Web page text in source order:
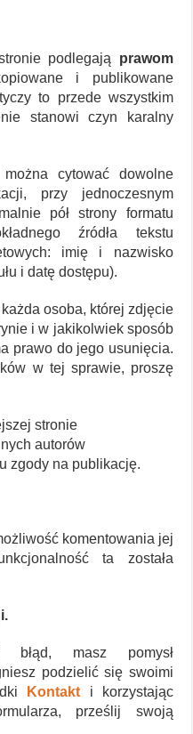
podlegają prawom
i publikowane
to przede wszystkim
stanowi czyn karalny
cytować dowolne
przy jednoczesnym
pół strony formatu
źródła tekstu
imię i nazwisko
i datę dostępu).
osoba, której zdjęcie
i w jakikolwiek sposób
prawo do jego usunięcia.
w tej sprawie, proszę
stronie
autorów
zgody na publikację.
komentowania jej
ta została
błąd, masz pomysł
podzielić się swoimi
Kontakt i korzystając
prześlij swoją